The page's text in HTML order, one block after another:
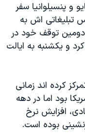
و پنسیلوانیا سفر
تبلیغاتی اش به
دومین توقف خود در
و یکشنبه به ایالت
کرده اند زمانی
بود اما در دهه
افزایش نرخ
بوده است.